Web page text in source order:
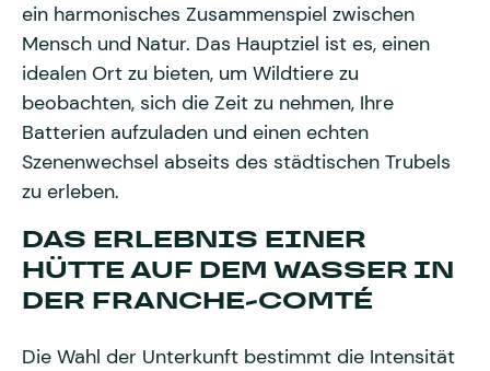
ein harmonisches Zusammenspiel zwischen
Mensch und Natur. Das Hauptziel ist es, einen
idealen Ort zu bieten, um Wildtiere zu
beobachten, sich die Zeit zu nehmen, Ihre
Batterien aufzuladen und einen echten
Szenenwechsel abseits des städtischen Trubels
zu erleben.
DAS ERLEBNIS EINER
HÜTTE AUF DEM WASSER IN
DER FRANCHE-COMTÉ
Die Wahl der Unterkunft bestimmt die Intensität